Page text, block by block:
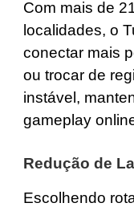
Com mais de
localidades, o
conectar mais
ou trocar de
instável,
gameplay
Redução de
Escolhendo